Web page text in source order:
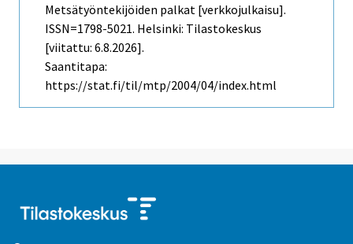
Metsätyöntekijöiden palkat [verkkojulkaisu].
ISSN=1798-5021. Helsinki: Tilastokeskus
[viitattu: 6.8.2026].
Saantitapa:
https://stat.fi/til/mtp/2004/04/index.html